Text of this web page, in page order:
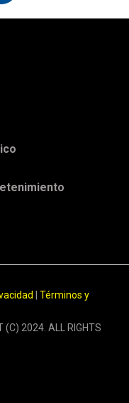
Términos y
(C) 2024. ALL RIGHTS